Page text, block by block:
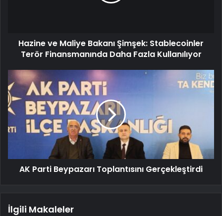
Hazine ve Maliye Bakanı Şimşek: Stablecoinler
Terör Finansmanında Daha Fazla Kullanılıyor
AK Parti Beypazarı Toplantısını Gerçekleştirdi
İlgili Makaleler